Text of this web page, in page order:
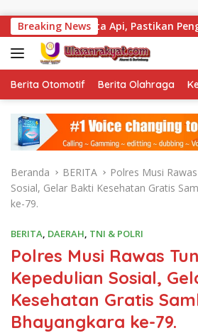
Breaking News
Api, Pastikan Pengamanan
Berita Otomotif Berita Olahraga
Beranda BERITA
Polres Musi
Sosial, Gelar Bakti Kesehatan Gratis
ke-79.
BERITA, DAERAH, TNI & POLRI
Polres Musi Rawas
Kepedulian Sosial,
Kesehatan Gratis
Bhayangkara ke-79.